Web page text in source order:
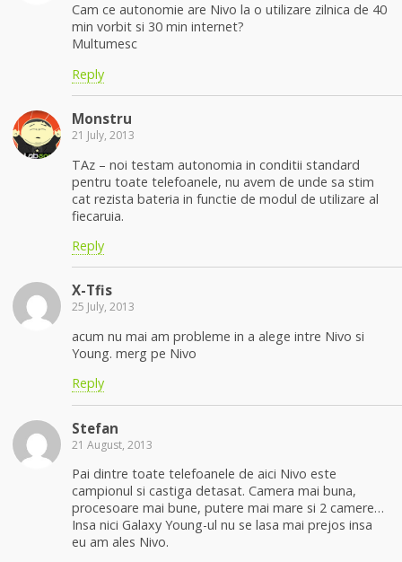
Cam ce autonomie are Nivo la o utilizare zilnica de 40
min vorbit si 30 min internet?
Multumesc
Reply
Monstru
21 July, 2013
TAz – noi testam autonomia in conditii standard
pentru toate telefoanele, nu avem de unde sa stim
cat rezista bateria in functie de modul de utilizare al
fiecaruia.
Reply
X-Tfis
25 July, 2013
acum nu mai am probleme in a alege intre Nivo si
Young. merg pe Nivo
Reply
Stefan
21 August, 2013
Pai dintre toate telefoanele de aici Nivo este
campionul si castiga detasat. Camera mai buna,
procesoare mai bune, putere mai mare si 2 camere…
Insa nici Galaxy Young-ul nu se lasa mai prejos insa
eu am ales Nivo.